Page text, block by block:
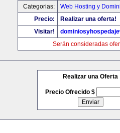
Categorias:
Web Hosting y
Precio:
Realizar una oferta!
Visitar!
Serán consideradas
Realizar una Oferta
Precio Ofrecido $